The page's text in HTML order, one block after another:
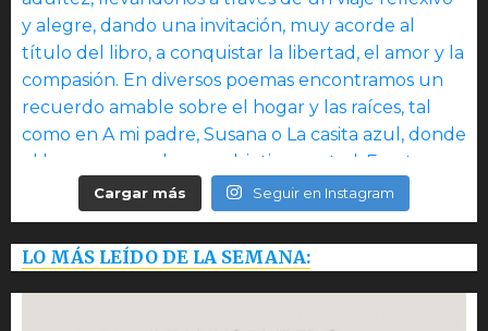
Cargar más Seguir en Instagram
LO MÁS LEÍDO DE LA SEMANA: